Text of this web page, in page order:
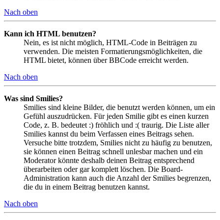
Nach oben
Kann ich HTML benutzen?
Nein, es ist nicht möglich, HTML-Code in Beiträgen zu
verwenden. Die meisten Formatierungsmöglichkeiten, die
HTML bietet, können über BBCode erreicht werden.
Nach oben
Was sind Smilies?
Smilies sind kleine Bilder, die benutzt werden können, um ein
Gefühl auszudrücken. Für jeden Smilie gibt es einen kurzen
Code, z. B. bedeutet :) fröhlich und :( traurig. Die Liste aller
Smilies kannst du beim Verfassen eines Beitrags sehen.
Versuche bitte trotzdem, Smilies nicht zu häufig zu benutzen,
sie können einen Beitrag schnell unlesbar machen und ein
Moderator könnte deshalb deinen Beitrag entsprechend
überarbeiten oder gar komplett löschen. Die Board-
Administration kann auch die Anzahl der Smilies begrenzen,
die du in einem Beitrag benutzen kannst.
Nach oben